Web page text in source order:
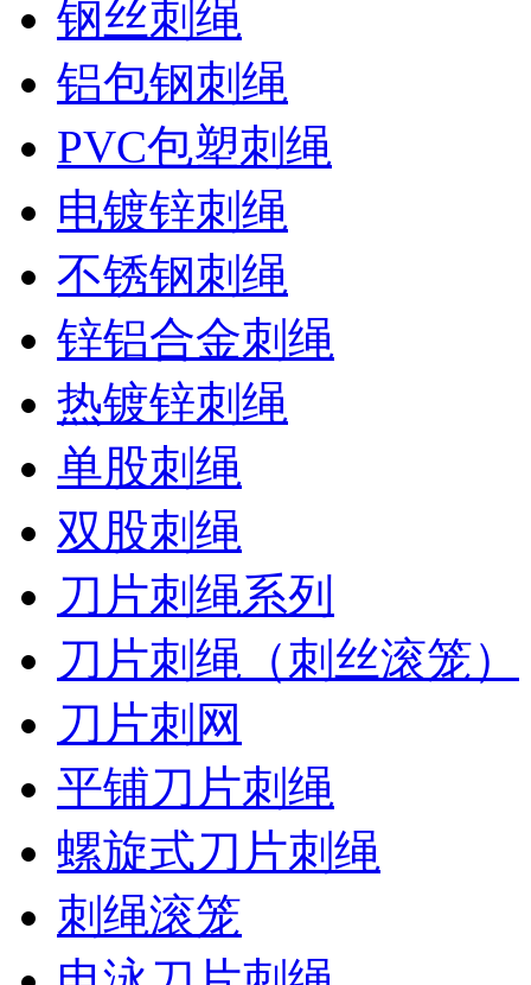
钢丝刺绳
铝包钢刺绳
PVC包塑刺绳
电镀锌刺绳
不锈钢刺绳
锌铝合金刺绳
热镀锌刺绳
单股刺绳
双股刺绳
刀片刺绳系列
刀片刺绳（刺丝滚笼）
刀片刺网
平铺刀片刺绳
螺旋式刀片刺绳
刺绳滚笼